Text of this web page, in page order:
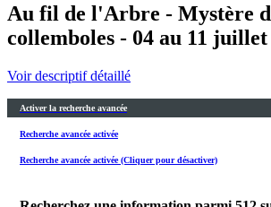
Au fil de l'Arbre - Mystère
collemboles - 04 au 11 juillet
Voir descriptif détaillé
Activer la recherche avancée
Recherche avancée activée
Recherche avancée activée (Cliquer pour désactiver)